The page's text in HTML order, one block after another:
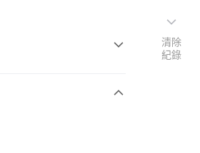
清除
紀錄